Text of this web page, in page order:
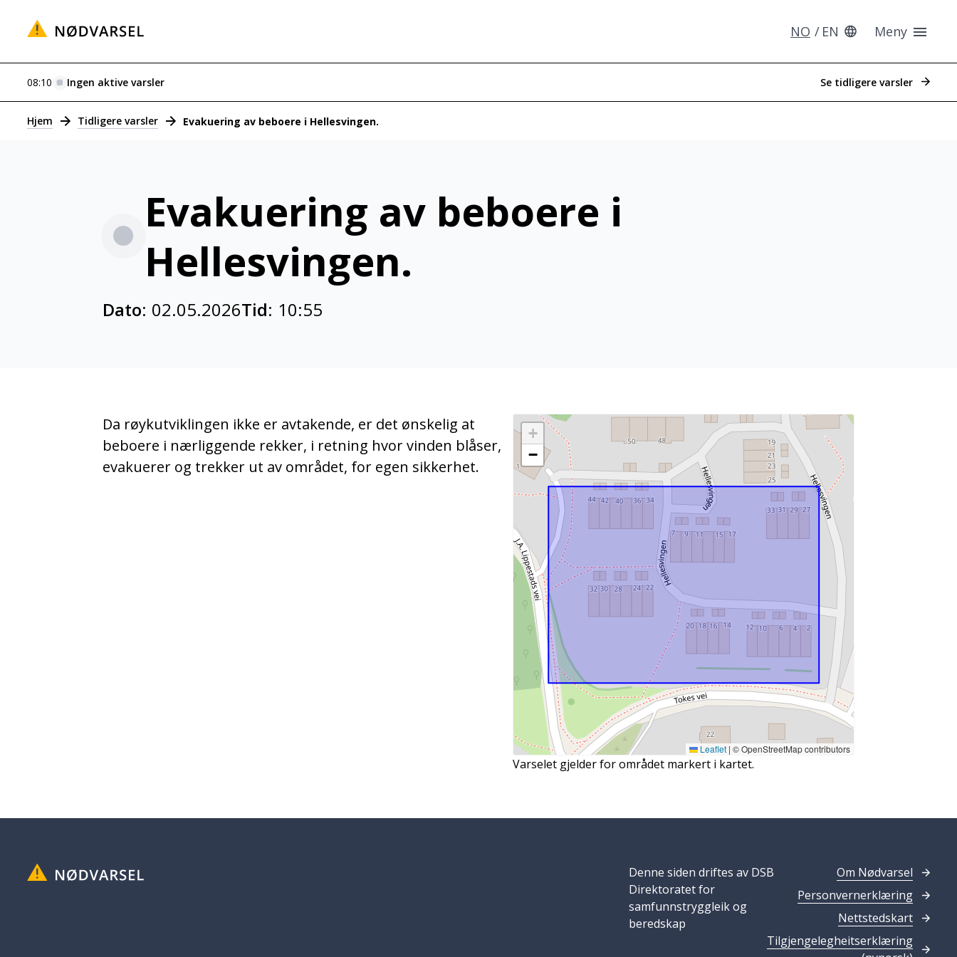
NO EN Meny
Varsler
08:10 Ingen aktive varsler Se tidligere varsler
Hjem Tidligere varsler Evakuering av beboere i Hellesvingen.
Evakuering av beboere i
Hellesvingen.
Dato: 02.05.2026Tid: 10:55
Da røykutviklingen ikke er avtakende, er det ønskelig at
beboere i nærliggende rekker, i retning hvor vinden blåser,
evakuerer og trekker ut av området, for egen sikkerhet.
+
−
Leaflet | © OpenStreetMap contributors
Varselet gjelder for området markert i kartet.
Denne siden driftes av DSB
Direktoratet for
samfunnstryggleik og
beredskap
Om Nødvarsel
Personvernerklæring
Nettstedskart
Tilgjengelegheitserklæring